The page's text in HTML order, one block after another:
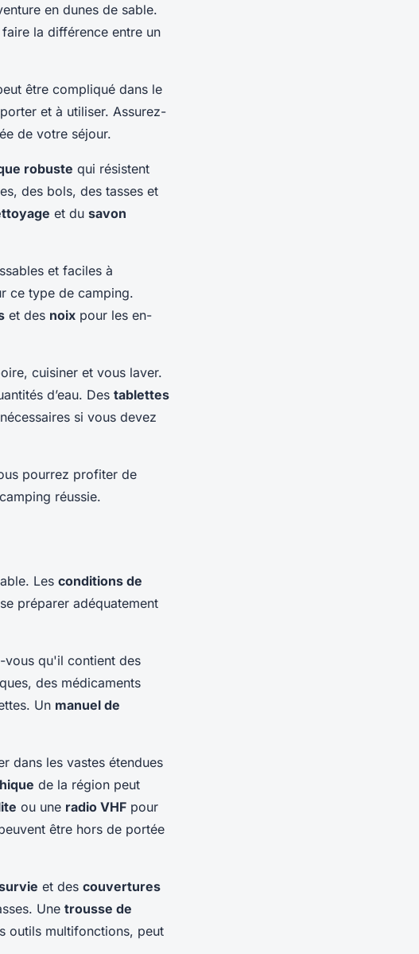
en dunes de sable.
la différence entre un
être compliqué dans le
et à utiliser. Assurez-
de votre séjour.
robuste qui résistent
des bols, des tasses et
et du savon
et faciles à
ce type de camping.
et des noix pour les en-
cuisiner et vous laver.
d’eau. Des tablettes
si vous devez
pourrez profiter de
réussie.
Les conditions de
préparer adéquatement
vous qu'il contient des
des médicaments
Un manuel de
dans les vastes étendues
de la région peut
ou une radio VHF pour
être hors de portée
et des couvertures
Une trousse de
outils multifonctions, peut